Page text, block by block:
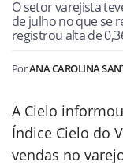
O setor varejista
de julho no que se
registrou alta de
PorANA CAROLINA
A Cielo
Índice Cielo do
vendas no